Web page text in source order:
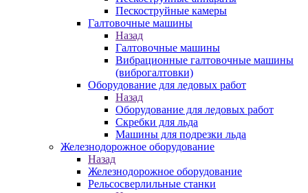
Пескоструйные камеры
Галтовочные машины
Назад
Галтовочные машины
Вибрационные галтовочные машины
(виброгалтовки)
Оборудование для ледовых работ
Назад
Оборудование для ледовых работ
Скребки для льда
Машины для подрезки льда
Железнодорожное оборудование
Назад
Железнодорожное оборудование
Рельсосверлильные станки